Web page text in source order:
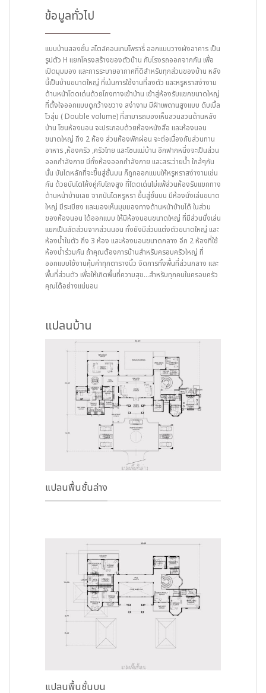
ข้อมูลทั่วไป
แบบบ้านสองชั้น สไตล์คอนเทมโพรารี่ ออกแบบวางผังอาคาร เป็น
รูปตัว H แยกโครงสร้างของตัวบ้าน กับโรงรถออกจากกัน เพื่อ
เปิดมุมมอง และการระบายอากาศที่ดีสำหรับทุกส่วนของบ้าน หลัง
นี้เป็นบ้านขนาดใหญ่ ที่เน้นการใช้งานที่ลงตัว และหรูหราสง่างาม
ด้านหน้าโดดเด่นด้วยโถงทางเข้าบ้าน เข้าสู่ห้องรับแขกขนาดใหญ่
ที่ตั้งใจออกแบบดูกว้างขวาง สง่างาม มีฝ้าเพดานสูงแบบ ดับเบิ้ล
โวลุ่ม ( Double volume) ที่สามารถมองเห็นสวนสวนด้านหลัง
บ้าน โซนห้องนอน จะประกอบด้วยห้องหนังสือ และห้องนอน
ขนาดใหญ่ ถึง 2 ห้อง ส่วนห้องพักผ่อน จะต่อเนื่องกับส่วนทาน
อาหาร ,ห้องครัว ,ครัวไทย และโซนแม่บ้าน อีกฟากหนึ่งจะเป็นส่วน
ออกกำลังกาย มีทั้งห้องออกกำลังกาย และสระว่ายน้ำ ใกล้ๆกัน
นั้น บันไดหลักที่จะขึ้นสู่ชั้นบน ก็ถูกออกแบบให้หรูหราสง่างามเช่น
กัน ด้วยบันไดโค้งคู่กับโถงสูง ที่โดดเด่นไม่แพ้ส่วนห้องรับแขกทาง
ด้านหน้าบ้านเลย จากบันไดหรูหรา ขึ้นสู่ชั้นบน มีห้องนั่งเล่นขนาด
ใหญ่ มีระเบียง และมองเห็นมุมมองทางด้านหน้าบ้านได้ ในส่วน
ของห้องนอน ได้ออกแบบ ให้มีห้องนอนขนาดใหญ่ ที่มีส่วนนั่งเล่น
แยกเป็นสัดส่วนจากส่วนนอน ทั้งยังมีส่วนแต่งตัวขนาดใหญ่ และ
ห้องน้ำในตัว ถึง 3 ห้อง และห้องนอนขนาดกลาง อีก 2 ห้องที่ใช้
ห้องน้ำร่วมกัน ถ้าคุณต้องการบ้านสำหรับครอบครัวใหญ่ ที่
ออกแบบใช้งานคุ้มค่าทุกตารางนิ้ว จัดการทั้งพื้นที่ส่วนกลาง และ
พื้นที่ส่วนตัว เพื่อให้เกิดพื้นที่ความสุข…สำหรับทุกคนในครอบครัว
คุณได้อย่างแน่นอน
แปลนบ้าน
แปลนพื้นชั้นล่าง
แปลนพื้นชั้นบน